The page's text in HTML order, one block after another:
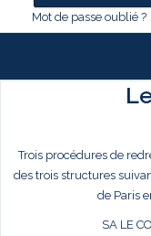
Mot de passe oublié ?
Trois procédures de
des trois structures
de Paris
SA LE